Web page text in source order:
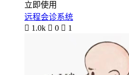
立即使用
远程会诊系统
 1.0k  0  1